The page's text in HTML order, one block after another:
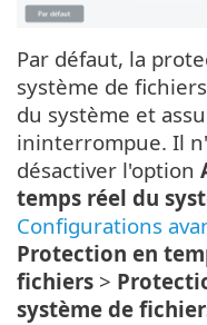
Par défaut, la
système de
du système et
ininterrompue. Il
désactiver l'option
temps réel du
Configurations
Protection en
fichiers >
système de